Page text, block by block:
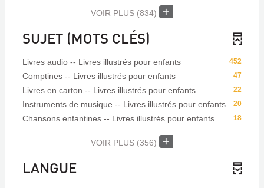
VOIR PLUS (834)
SUJET (MOTS CLÉS)
452
Livres audio -- Livres illustrés pour enfants
47
Comptines -- Livres illustrés pour enfants
22
Livres en carton -- Livres illustrés pour enfants
20
Instruments de musique -- Livres illustrés pour enfants
18
Chansons enfantines -- Livres illustrés pour enfants
VOIR PLUS (356)
LANGUE